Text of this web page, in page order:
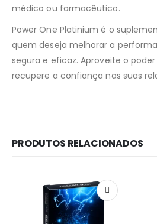
médico ou farmacêutico.
Power One Platinium é o
quem deseja melhorar a
segura e eficaz. Aproveite o
recupere a confiança nas suas
PRODUTOS RELACIONADOS
Redes